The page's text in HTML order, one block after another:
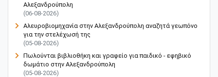
Αλεξανδρούπολη
(06-08-2026)
Αλευροβιομηχανία στην Αλεξανδρούπολη αναζητά γεωπόνο
για την στελέχωσή της
(05-08-2026)
Πωλούνται βιβλιοθήκη και γραφείο για παιδικό - εφηβικό
δωμάτιο στην Αλεξανδρούπολη
(05-08-2026)